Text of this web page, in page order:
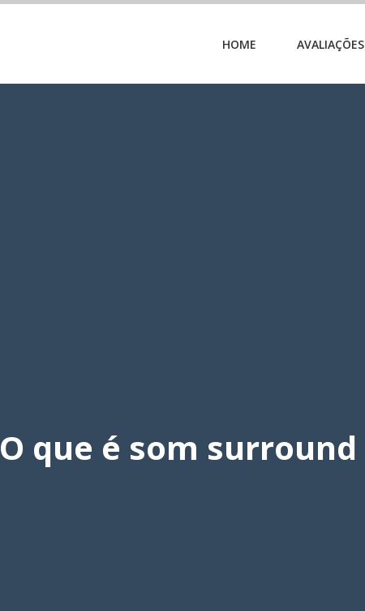
HOME AVALIAÇÕES
O que é som surround